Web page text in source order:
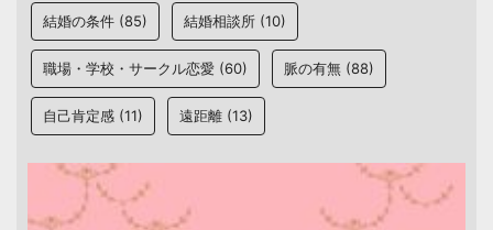
結婚の条件 (85) 結婚相談所 (10)
職場・学校・サークル恋愛 (60) 脈の有無 (88)
自己肯定感 (11) 遠距離 (13)